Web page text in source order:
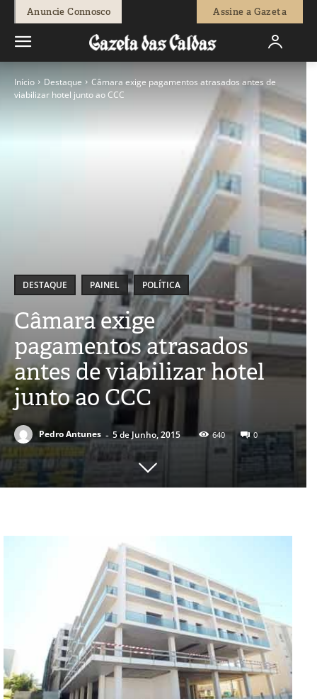
Anuncie Connosco Assine a Gazeta
Início Destaque
Câmara exige pagamentos atrasados antes de
viabilizar hotel junto ao CCC
DESTAQUE PAINEL POLÍTICA
Câmara exige
pagamentos atrasados
antes de viabilizar hotel
junto ao CCC
Pedro Antunes - 5 de Junho, 2015 640 0